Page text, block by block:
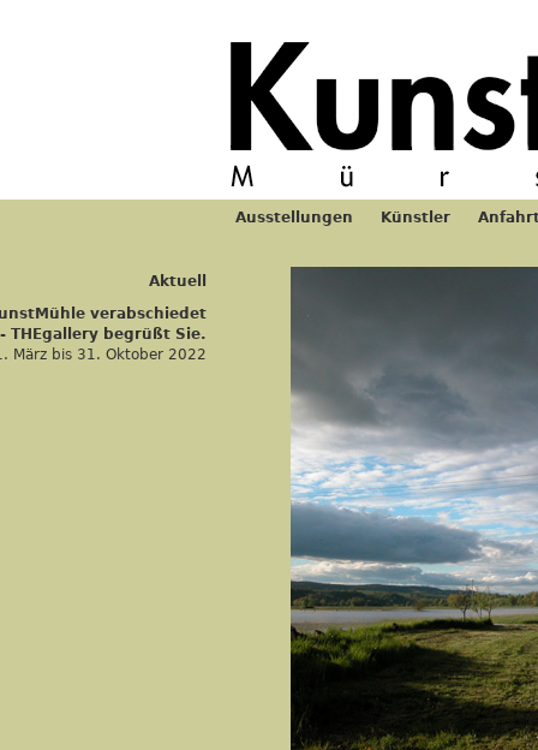
Ausstellungen Künstler
Aktuell
verabschiedet
THEgallery begrüßt Sie.
März bis 31. Oktober 2022